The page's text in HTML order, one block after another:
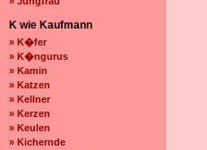
K wie Kaufmann
» K�fer
» K�ngurus
» Kamin
» Katzen
» Kellner
» Kerzen
» Keulen
» Kichernde